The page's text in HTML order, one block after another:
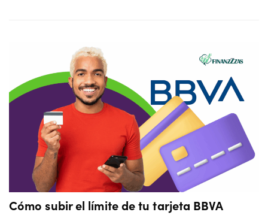
Cómo subir el límite de tu tarjeta BBVA